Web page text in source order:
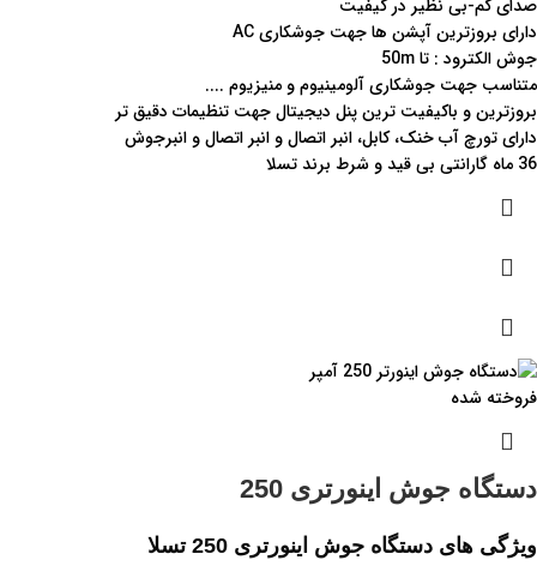
صدای کم-بی نظیر در کیفیت
دارای بروزترین آپشن ها جهت جوشکاری AC
جوش الکترود : تا 50m
متناسب جهت جوشکاری آلومینیوم و منیزیوم ....
بروزترین و باکیفیت ترین پنل دیجیتال جهت تنظیمات دقیق تر
دارای تورچ آب خنک، کابل، انبر اتصال و انبر اتصال و انبرجوش
36 ماه گارانتی بی قید و شرط برند تسلا
فروخته شده
دستگاه جوش اینورتری 250
ویژگی های دستگاه جوش اینورتری 250 تسلا